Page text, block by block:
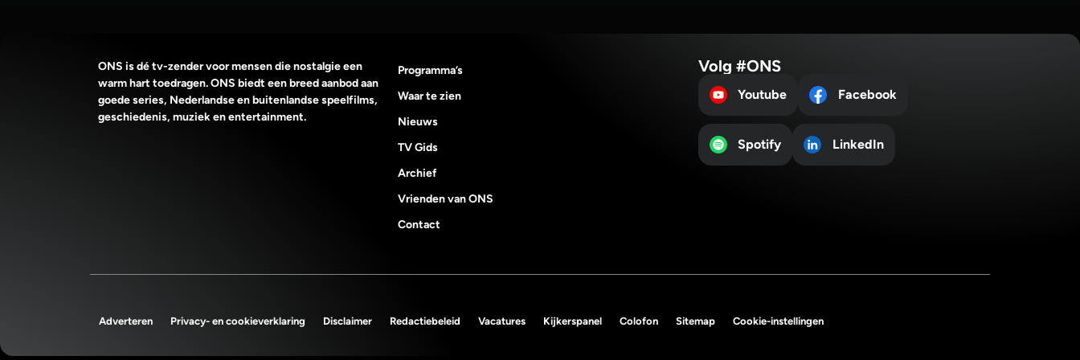
ONS is dé tv-zender voor mensen die nostalgie een
warm hart toedragen. ONS biedt een breed aanbod aan
goede series, Nederlandse en buitenlandse speelfilms,
geschiedenis, muziek en entertainment.
Programma’s
Waar te zien
Nieuws
TV Gids
Archief
Vrienden van ONS
Contact
Volg #ONS
Youtube Facebook
Spotify LinkedIn
Adverteren Privacy- en cookieverklaring Disclaimer Redactiebeleid Vacatures Kijkerspanel Colofon Sitemap Cookie-instellingen